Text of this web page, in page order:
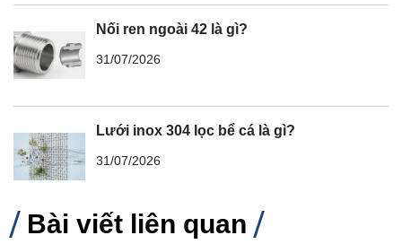
Nối ren ngoài 42 là gì?
31/07/2026
Lưới inox 304 lọc bể cá là gì?
31/07/2026
Bài viết liên quan